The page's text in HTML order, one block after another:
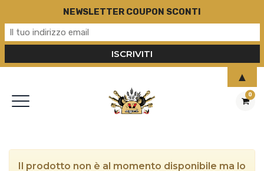
0
Il prodotto non è al momento disponibile ma lo
NEWSLETTER COUPON SCONTI
▲